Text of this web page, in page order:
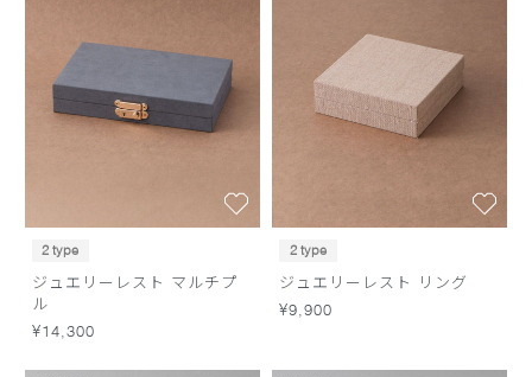
2 type
ジュエリーレスト マルチプ
ル
¥14,300
2 type
ジュエリーレスト リング
¥9,900